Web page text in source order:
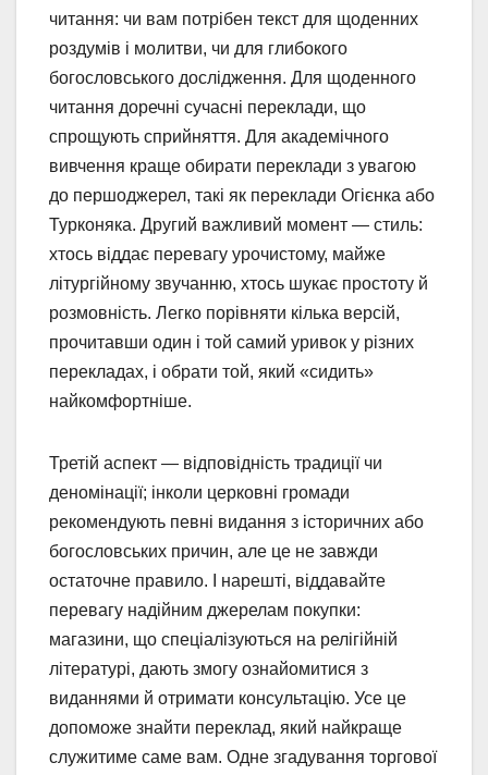
читання: чи вам потрібен текст для щоденних
роздумів і молитви, чи для глибокого
богословського дослідження. Для щоденного
читання доречні сучасні переклади, що
спрощують сприйняття. Для академічного
вивчення краще обирати переклади з увагою
до першоджерел, такі як переклади Огієнка або
Турконяка. Другий важливий момент — стиль:
хтось віддає перевагу урочистому, майже
літургійному звучанню, хтось шукає простоту й
розмовність. Легко порівняти кілька версій,
прочитавши один і той самий уривок у різних
перекладах, і обрати той, який «сидить»
найкомфортніше.
Третій аспект — відповідність традиції чи
деномінації; інколи церковні громади
рекомендують певні видання з історичних або
богословських причин, але це не завжди
остаточне правило. І нарешті, віддавайте
перевагу надійним джерелам покупки:
магазини, що спеціалізуються на релігійній
літературі, дають змогу ознайомитися з
виданнями й отримати консультацію. Усе це
допоможе знайти переклад, який найкраще
служитиме саме вам. Одне згадування торгової